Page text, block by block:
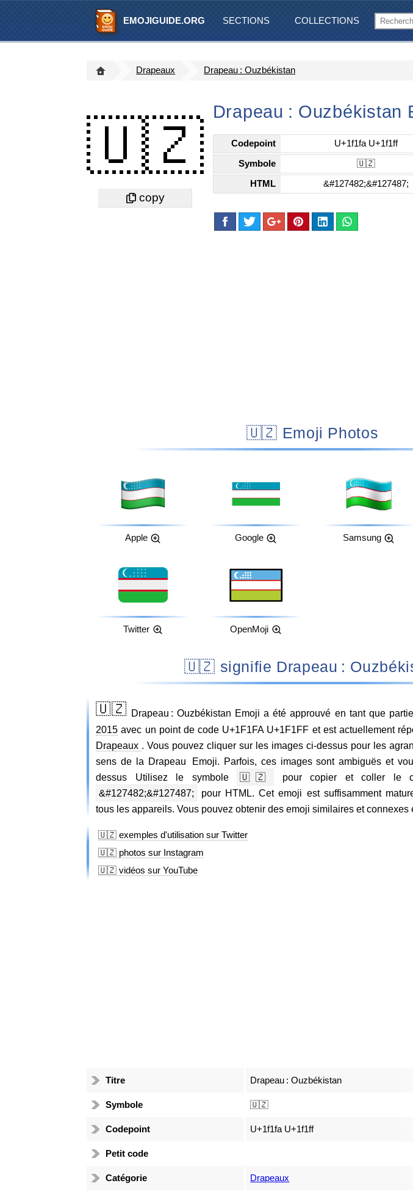
EMOJIGUIDE.ORG SECTIONS COLLECTIONS
Drapeaux Drapeau : Ouzbékistan
🇺🇿
Drapeau : Ouzbékistan
Codepoint U+1f1fa U+1f1ff
Symbole 🇺🇿
HTML &#127482;&#127487;
🇺🇿 Emoji Photos
Apple Google Samsung
Twitter OpenMoji
🇺🇿 signifie Drapeau :
🇺🇿 Drapeau : Ouzbékistan Emoji a été approuvé en tant que
2015 avec un point de code U+1F1FA U+1F1FF et est actuellement
Drapeaux . Vous pouvez cliquer sur les images ci-dessus pour les
sens de la Drapeau Emoji. Parfois, ces images sont ambiguës et
dessus Utilisez le symbole
🇺🇿
pour copier et coller le
&#127482;&#127487;
pour HTML. Cet emoji est suffisamment
tous les appareils. Vous pouvez obtenir des emoji similaires et connexes
🇺🇿 exemples d'utilisation sur Twitter
🇺🇿 photos sur Instagram
🇺🇿 vidéos sur YouTube
Titre Drapeau : Ouzbékistan
Symbole 🇺🇿
Codepoint U+1f1fa U+1f1ff
Petit code
Catégorie Drapeaux